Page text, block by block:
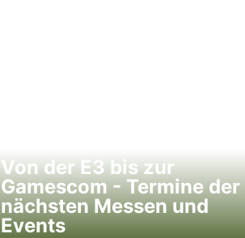
Von der E3 bis zur
Gamescom - Termine der
nächsten Messen und
Events